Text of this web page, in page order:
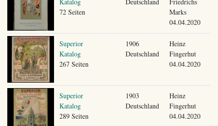
72 Seiten
Marks
04.04.2020
Superior
Katalog
267 Seiten
1906
Deutschland
Heinz
Fingerhut
04.04.2020
Superior
Katalog
289 Seiten
1903
Deutschland
Heinz
Fingerhut
04.04.2020